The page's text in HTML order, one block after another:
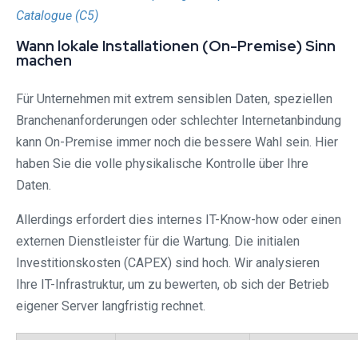
Catalogue (C5)
Wann lokale Installationen (On-Premise) Sinn
machen
Für Unternehmen mit extrem sensiblen Daten, speziellen
Branchenanforderungen oder schlechter Internetanbindung
kann On-Premise immer noch die bessere Wahl sein. Hier
haben Sie die volle physikalische Kontrolle über Ihre
Daten.
Allerdings erfordert dies internes IT-Know-how oder einen
externen Dienstleister für die Wartung. Die initialen
Investitionskosten (CAPEX) sind hoch. Wir analysieren
Ihre IT-Infrastruktur, um zu bewerten, ob sich der Betrieb
eigener Server langfristig rechnet.